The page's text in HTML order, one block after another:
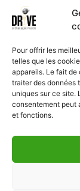
Pour offrir les
telles que les
appareils. Le fait
traiter des données
uniques sur ce site.
consentement peut
et fonctions.